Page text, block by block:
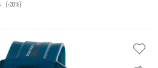
(-30%)